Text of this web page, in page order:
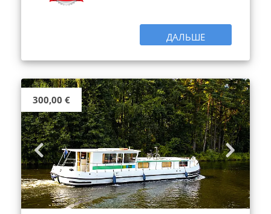
ДАЛЬШЕ
300,00 €
Previous Next